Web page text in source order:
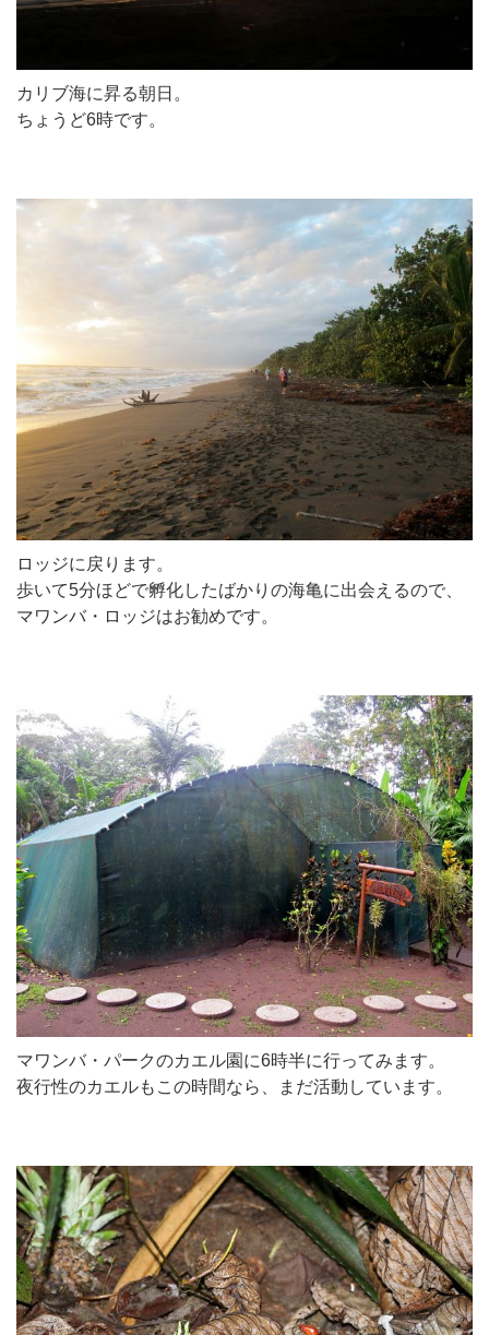
カリブ海に昇る朝日。
ちょうど6時です。
ロッジに戻ります。
歩いて5分ほどで孵化したばかりの海亀に出会えるので、
マワンバ・ロッジはお勧めです。
マワンバ・パークのカエル園に6時半に行ってみます。
夜行性のカエルもこの時間なら、まだ活動しています。